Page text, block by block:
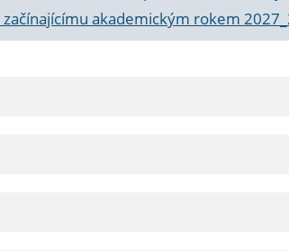
akademickým rokem